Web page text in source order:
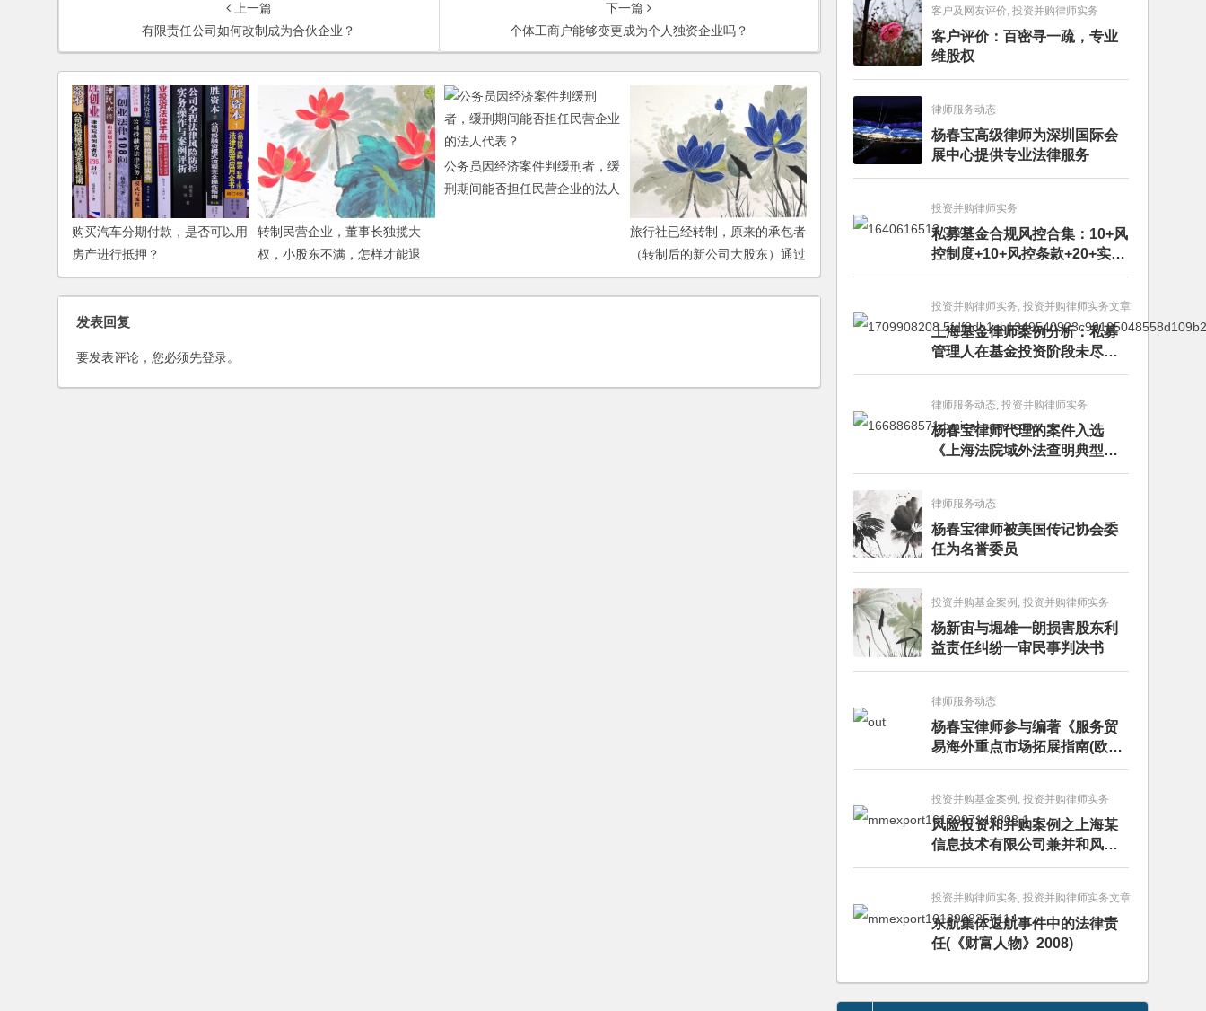
上一篇
有限责任公司如何改制成为合伙企业？
下一篇
个体工商户能够变更成为个人独资企业吗？
购买汽车分期付款，是否可以用
房产进行抵押？
转制民营企业，董事长独揽大
权，小股东不满，怎样才能退
股？
公务员因经济案件判缓刑者，缓
刑期间能否担任民营企业的法人
旅行社已经转制，原来的承包者
（转制后的新公司大股东）通过
伪造证据将债务转到新公司，导
致官司接踵而来，如何应对官
发表回复
要发表评论，您必须先登录。
客户及网友评价, 投资并购律师实务
客户评价：百密寻一疏，专业
维股权
律师服务动态
杨春宝高级律师为深圳国际会
展中心提供专业法律服务
投资并购律师实务
私募基金合规风控合集：10+风
控制度+10+风控条款+20+实务
文章+每月动态
投资并购律师实务, 投资并购律师实务文章
上海基金律师案例分析：私募
管理人在基金投资阶段未尽勤
勉义务的赔偿责任
律师服务动态, 投资并购律师实务
杨春宝律师代理的案件入选
《上海法院域外法查明典型案
例》
律师服务动态
杨春宝律师被美国传记协会委
任为名誉委员
投资并购基金案例, 投资并购律师实务
杨新宙与堀雄一朗损害股东利
益责任纠纷一审民事判决书
律师服务动态
杨春宝律师参与编著《服务贸
易海外重点市场拓展指南(欧洲
卷·意大利)》
投资并购基金案例, 投资并购律师实务
风险投资和并购案例之上海某
信息技术有限公司兼并和风险
投资服务
投资并购律师实务, 投资并购律师实务文章
东航集体返航事件中的法律责
任(《财富人物》2008)